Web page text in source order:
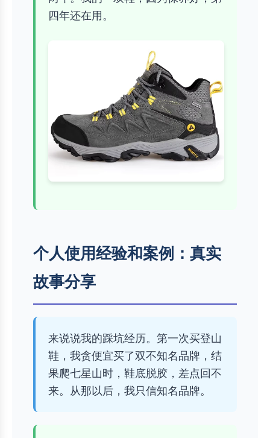
四年还在用。
个人使用经验和案例：真实
故事分享
来说说我的踩坑经历。第一次买登山
鞋，我贪便宜买了双不知名品牌，结
果爬七星山时，鞋底脱胶，差点回不
来。从那以后，我只信知名品牌。